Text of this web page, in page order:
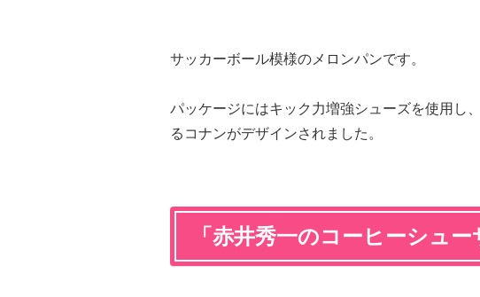
サッカーボール模様のメロンパンです。
パッケージにはキック力増強シューズを使用し
るコナンがデザインされました。
「 赤井秀一のコーヒーシュー